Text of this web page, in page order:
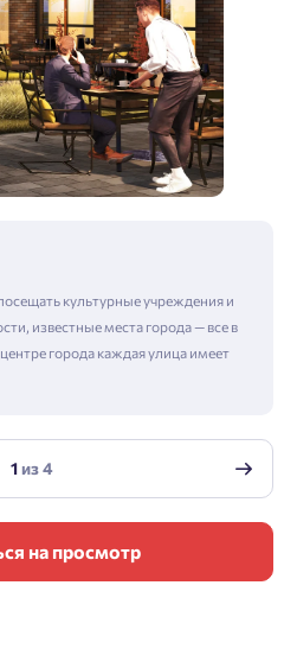
культурные учреждения и
известные места города — все в
города каждая улица имеет
1из4
на просмотр